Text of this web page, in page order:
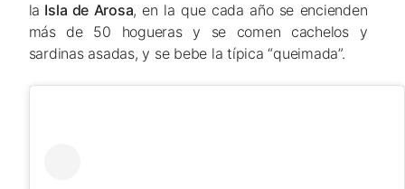
la Isla de Arosa, en la que cada año se encienden
más de 50 hogueras y se comen cachelos y
sardinas asadas, y se bebe la típica “queimada”.